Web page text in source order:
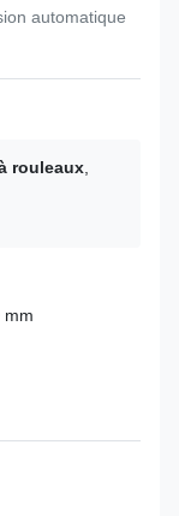
automatique
rouleaux
mm